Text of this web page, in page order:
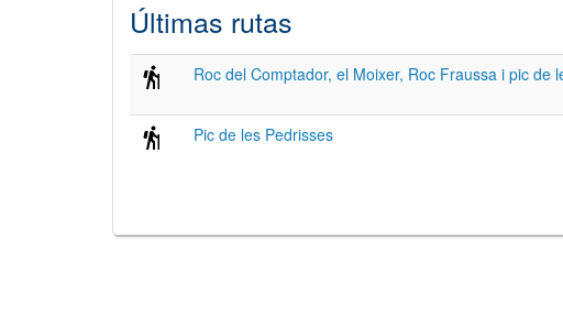
Últimas rutas
Roc del Comptador, el Moixer, Roc Fraussa i pic de
Pic de les Pedrisses